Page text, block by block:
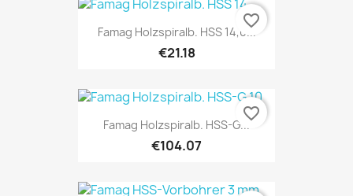
Famag Holzspiralb. HSS 14,0...
€21.18
favorite_border
Famag Holzspiralb. HSS-G...
€104.07
favorite_border